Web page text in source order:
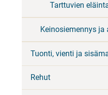
Tarttuvien
Keinosiemennys
Tuonti, vienti ja
Rehut